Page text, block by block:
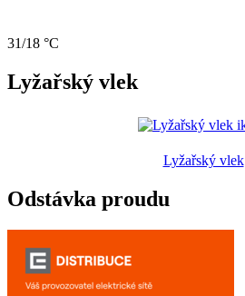
31/18 °C
Lyžařský vlek
Lyžařský vlek
Odstávka proudu